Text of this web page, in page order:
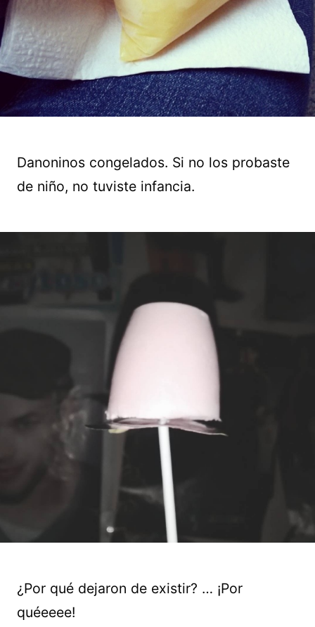
Danoninos congelados. Si no los probaste
de niño, no tuviste infancia.
¿Por qué dejaron de existir? … ¡Por
quéeeee!